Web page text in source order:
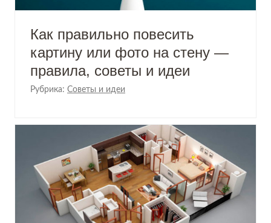
Как правильно повесить
картину или фото на стену —
правила, советы и идеи
Рубрика: Советы и идеи